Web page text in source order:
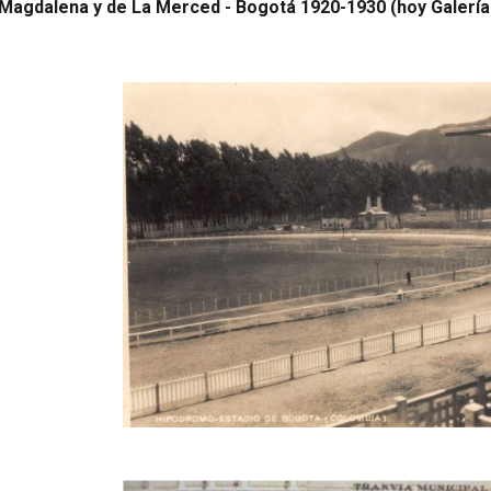
y de La Merced - Bogotá 1920-1930 (hoy